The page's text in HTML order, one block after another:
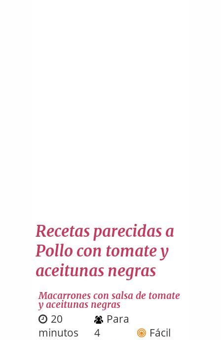
Recetas parecidas a
Pollo con tomate y
aceitunas negras
Macarrones con salsa de tomate
y aceitunas negras
20
minutos
Para
4
Fácil